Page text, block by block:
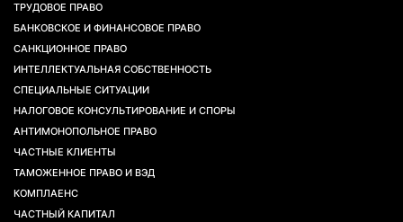
ТРУДОВОЕ ПРАВО
БАНКОВСКОЕ И ФИНАНСОВОЕ ПРАВО
САНКЦИОННОЕ ПРАВО
ИНТЕЛЛЕКТУАЛЬНАЯ СОБСТВЕННОСТЬ
СПЕЦИАЛЬНЫЕ СИТУАЦИИ
НАЛОГОВОЕ КОНСУЛЬТИРОВАНИЕ И СПОРЫ
АНТИМОНОПОЛЬНОЕ ПРАВО
ЧАСТНЫЕ КЛИЕНТЫ
ТАМОЖЕННОЕ ПРАВО И ВЭД
КОМПЛАЕНС
ЧАСТНЫЙ КАПИТАЛ